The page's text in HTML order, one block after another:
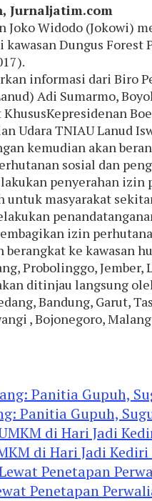
Jurnaljatim.com
Joko Widodo (Jokowi)
kawasan Dungus Forest
informasi dari Biro
Adi Sumarmo,
KhususKepresidenan
Udara TNIAU Lanud
kemudian akan
sosial dan
penyerahan izin
masyarakat
izin
ke kawasan
Probolinggo,
ditinjau langsung
Bandung, Garut,
, Bojonegoro,
Panitia Gupuh,
di Hari Jadi
Penetapan